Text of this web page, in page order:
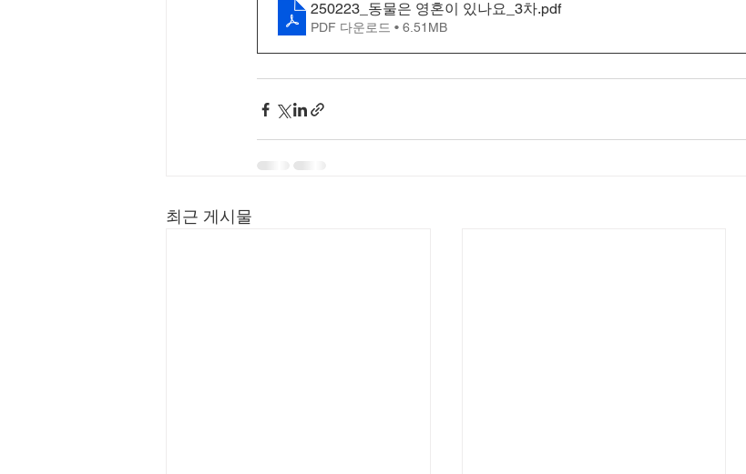
250223_동물은 영혼이 있나요_3차.pdf
PDF 다운로드 • 6.51MB
최근 게시물